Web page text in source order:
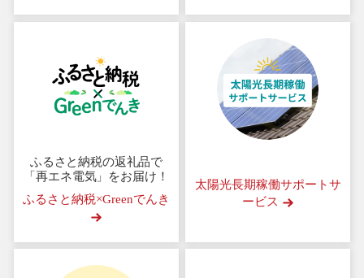
ふるさと納税の返礼品で
「再エネ電気」をお届け！
ふるさと納税×Greenでんき
太陽光長期稼働サポートサ
ービス